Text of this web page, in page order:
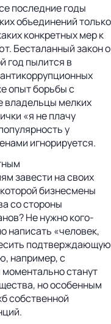
последние годы
объединений только
конкретных мер к
Бесталанный закон о
год пылится в
опыт борьбы с
владельцы мелких
«я не плачу
у
игнорируется.
завести на своих
бизнесмены
со стороны
Не нужно кого-
написать «человек,
подтверждающую
например, с
станут
но особенным
собственной